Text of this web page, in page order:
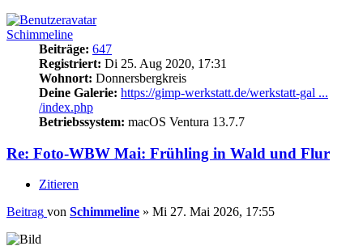
Schimmeline
Beiträge: 647
Registriert: Di 25. Aug 2020, 17:31
Wohnort: Donnersbergkreis
Deine Galerie: https://gimp-werkstatt.de/werkstatt-gal ...
/index.php
Betriebssystem: macOS Ventura 13.7.7
Re: Foto-WBW Mai: Frühling in Wald und Flur
Zitieren
Beitrag von Schimmeline » Mi 27. Mai 2026, 17:55